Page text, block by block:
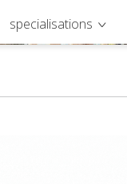
specialisations